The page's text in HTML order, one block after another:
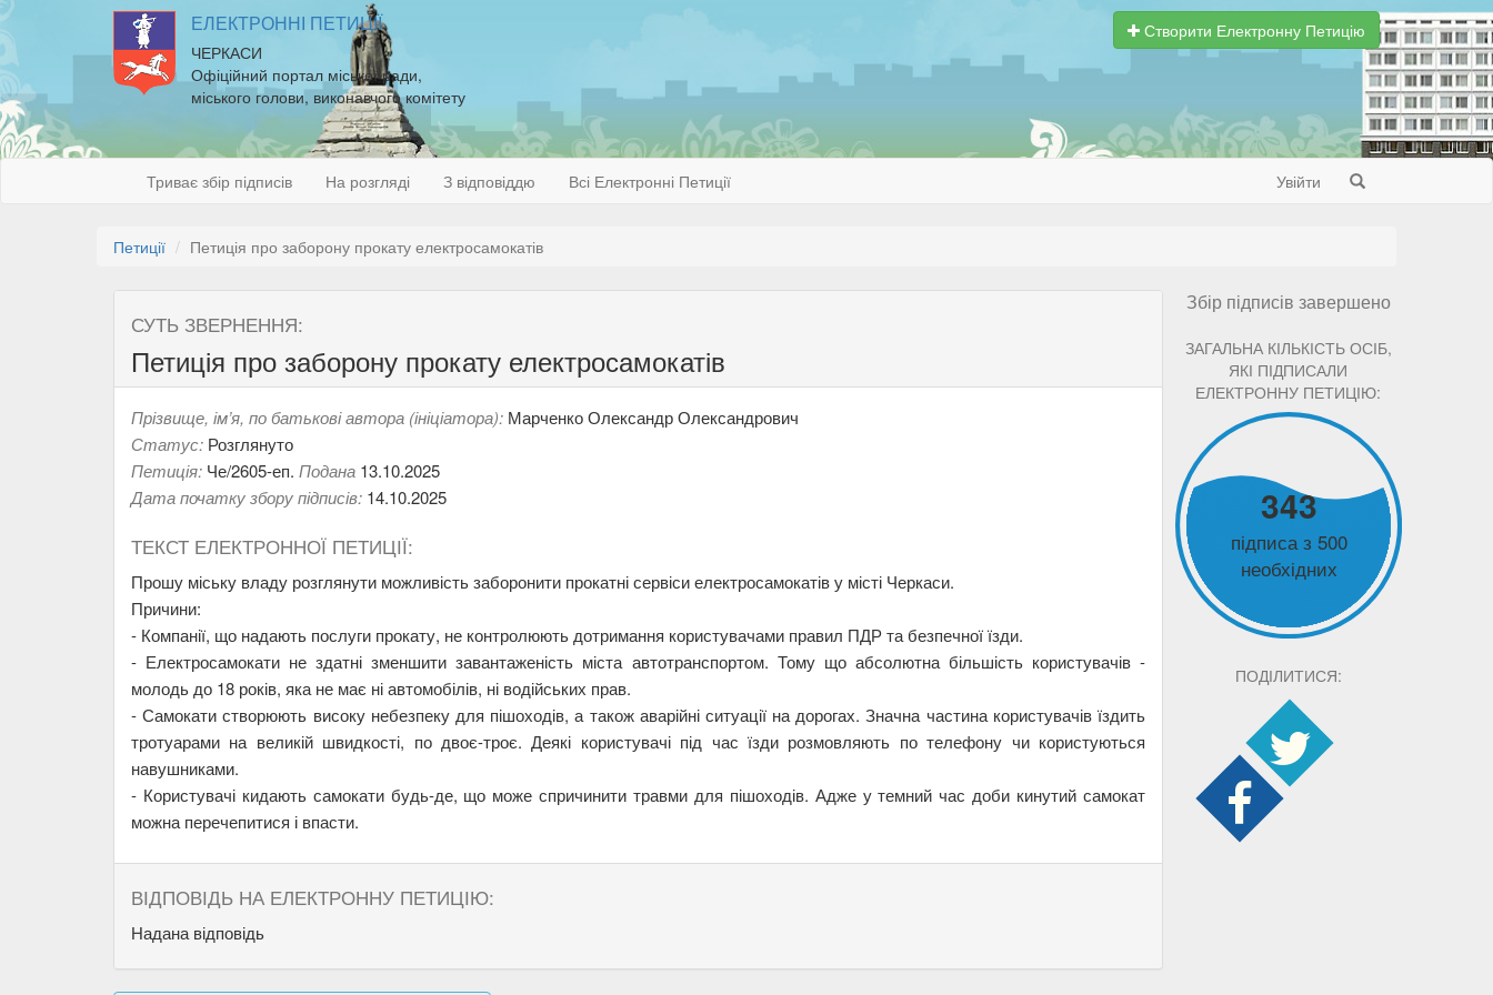
ЕЛЕКТРОННІ ПЕТИЦІЇ
ЧЕРКАСИ
Офіційний портал міської ради,
міського голови, виконавчого комітету
Створити Електронну Петицію
Триває збір підписів На розгляді З відповіддю Всі Електронні Петиції Увійти
Петиції Петиція про заборону прокату електросамокатів
СУТЬ ЗВЕРНЕННЯ:
Петиція про заборону прокату електросамокатів
Прізвище, ім’я, по батькові автора (ініціатора): Марченко Олександр Олександрович
Статус: Розглянуто
Петиція: Че/2605-еп. Подана 13.10.2025
Дата початку збору підписів: 14.10.2025
ТЕКСТ ЕЛЕКТРОННОЇ ПЕТИЦІЇ:
Прошу міську владу розглянути можливість заборонити прокатні сервіси електросамокатів у місті Черкаси.
Причини:
- Компанії, що надають послуги прокату, не контролюють дотримання користувачами правил ПДР та безпечної їзди.
- Електросамокати не здатні зменшити завантаженість міста автотранспортом. Тому що абсолютна більшість користувачів -
молодь до 18 років, яка не має ні автомобілів, ні водійських прав.
- Самокати створюють високу небезпеку для пішоходів, а також аварійні ситуації на дорогах. Значна частина користувачів їздить
тротуарами на великій швидкості, по двоє-троє. Деякі користувачі під час їзди розмовляють по телефону чи користуються
навушниками.
- Користувачі кидають самокати будь-де, що може спричинити травми для пішоходів. Адже у темний час доби кинутий самокат
можна перечепитися і впасти.
ВІДПОВІДЬ НА ЕЛЕКТРОННУ ПЕТИЦІЮ:
Надана відповідь
Збір підписів завершено
ЗАГАЛЬНА КІЛЬКІСТЬ ОСІБ,
ЯКІ ПІДПИСАЛИ
ЕЛЕКТРОННУ ПЕТИЦІЮ:
343
підписа з 500
необхідних
ПОДІЛИТИСЯ: